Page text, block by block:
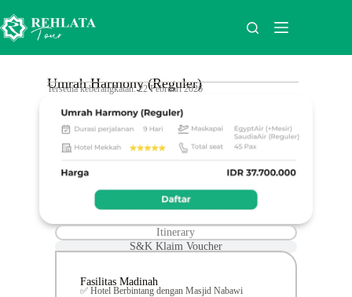
Umrah Harmony (Reguler)
Tersedia keberangkatan: 22 Februari 2026
Itinerary
S&K Klaim Voucher
Fasilitas Madinah
✅ Hotel Berbintang dengan Masjid Nabawi